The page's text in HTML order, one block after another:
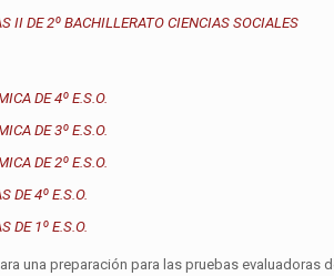
II DE 2º BACHILLERATO CIENCIAS SOCIALES
DE 4º E.S.O.
DE 3º E.S.O.
DE 2º E.S.O.
DE 4º E.S.O.
DE 1º E.S.O.
una preparación para las pruebas evaluadoras